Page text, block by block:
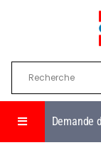
Demande